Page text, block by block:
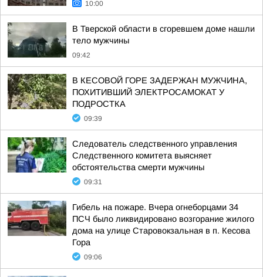
10:00
В Тверской области в сгоревшем доме нашли
тело мужчины
09:42
В КЕСОВОЙ ГОРЕ ЗАДЕРЖАН МУЖЧИНА,
ПОХИТИВШИЙ ЭЛЕКТРОСАМОКАТ У
ПОДРОСТКА
09:39
Следователь следственного управления
Следственного комитета выясняет
обстоятельства смерти мужчины
09:31
Гибель на пожаре. Вчера огнеборцами 34
ПСЧ было ликвидировано возгорание жилого
дома на улице Старовокзальная в п. Кесова
Гора
09:06